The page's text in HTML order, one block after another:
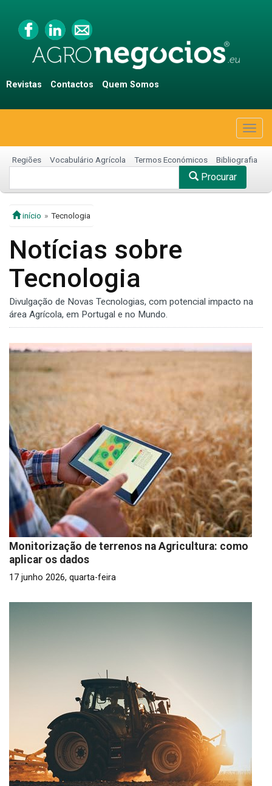
Revistas Contactos Quem Somos
Regiões Vocabulário Agrícola Termos Económicos Bibliografia
Procurar
início Tecnologia
Notícias sobre
Tecnologia
Divulgação de Novas Tecnologias, com potencial impacto na
área Agrícola, em Portugal e no Mundo.
Monitorização de terrenos na Agricultura: como
aplicar os dados
17 junho 2026, quarta-feira